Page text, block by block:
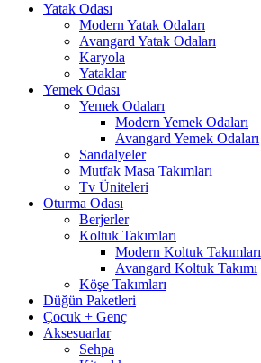
Yatak Odası
Modern Yatak Odaları
Avangard Yatak Odaları
Karyola
Yataklar
Yemek Odası
Yemek Odaları
Modern Yemek Odaları
Avangard Yemek Odaları
Sandalyeler
Mutfak Masa Takımları
Tv Üniteleri
Oturma Odası
Berjerler
Koltuk Takımları
Modern Koltuk Takımları
Avangard Koltuk Takımı
Köşe Takımları
Düğün Paketleri
Çocuk + Genç
Aksesuarlar
Sehpa